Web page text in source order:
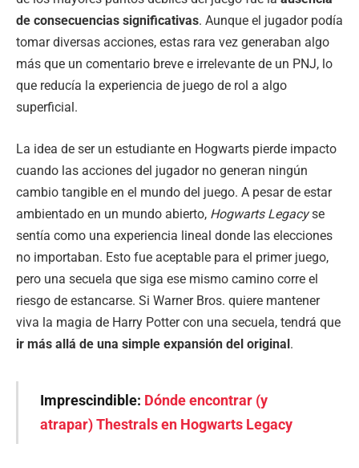
de consecuencias significativas. Aunque el jugador podía
tomar diversas acciones, estas rara vez generaban algo
más que un comentario breve e irrelevante de un PNJ, lo
que reducía la experiencia de juego de rol a algo
superficial.
La idea de ser un estudiante en Hogwarts pierde impacto
cuando las acciones del jugador no generan ningún
cambio tangible en el mundo del juego. A pesar de estar
ambientado en un mundo abierto, Hogwarts Legacyse
sentía como una experiencia lineal donde las elecciones
no importaban. Esto fue aceptable para el primer juego,
pero una secuela que siga ese mismo camino corre el
riesgo de estancarse. Si Warner Bros. quiere mantener
viva la magia de Harry Potter con una secuela, tendrá que
ir más allá de una simple expansión del original.
Imprescindible: Dónde encontrar (y
atrapar) Thestrals en Hogwarts Legacy